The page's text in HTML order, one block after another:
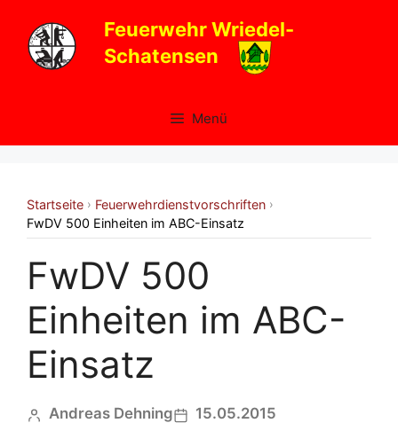
Inhalt
springen
Feuerwehr Wriedel-
Schatensen
Menü
Startseite › Feuerwehrdienstvorschriften ›
FwDV 500 Einheiten im ABC-Einsatz
FwDV 500
Einheiten im ABC-
Einsatz
Andreas Dehning 15.05.2015